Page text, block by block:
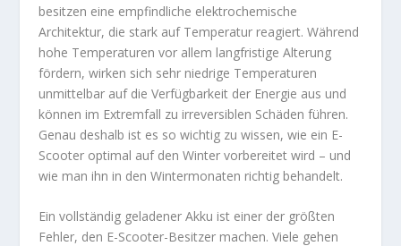
besitzen eine empfindliche elektrochemische
Architektur, die stark auf Temperatur reagiert. Während
hohe Temperaturen vor allem langfristige Alterung
fördern, wirken sich sehr niedrige Temperaturen
unmittelbar auf die Verfügbarkeit der Energie aus und
können im Extremfall zu irreversiblen Schäden führen.
Genau deshalb ist es so wichtig zu wissen, wie ein E-
Scooter optimal auf den Winter vorbereitet wird – und
wie man ihn in den Wintermonaten richtig behandelt.
Ein vollständig geladener Akku ist einer der größten
Fehler, den E-Scooter-Besitzer machen. Viele gehen